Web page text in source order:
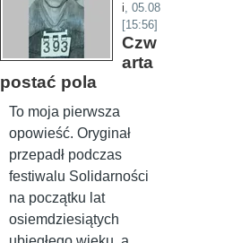
i, 05.08
[15:56]
Czw
arta
postać pola
To moja pierwsza
opowieść. Oryginał
przepadł podczas
festiwalu Solidarności
na początku lat
osiemdziesiątych